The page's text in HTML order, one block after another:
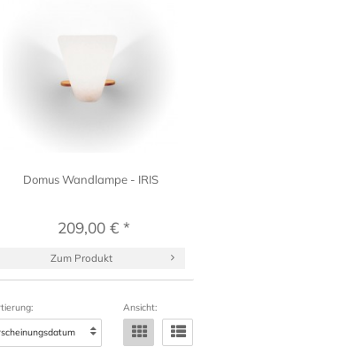
Domus Wandlampe - IRIS
209,00 € *
Zum Produkt
Ansicht: